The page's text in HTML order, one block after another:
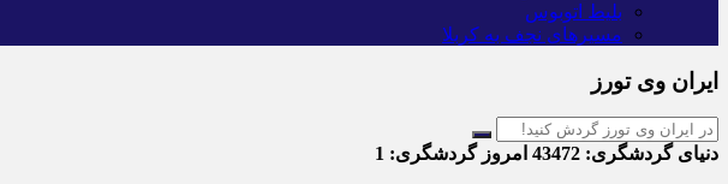
بلیط اتوبوس
مسیرهای نجف به کربلا
ایران وی تورز
دنیای گردشگری: امروز گردشگری: